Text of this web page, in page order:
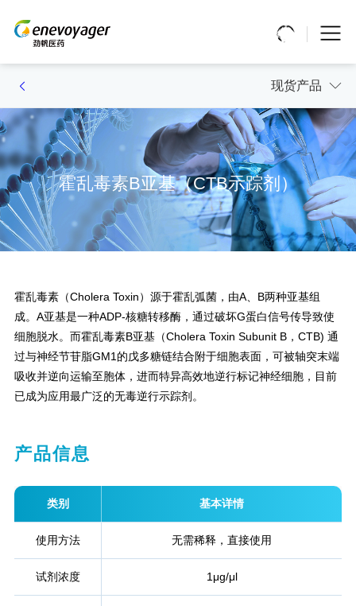
现货产品
霍乱毒素B亚基（CTB示踪剂）
霍乱毒素（Cholera Toxin）源于霍乱弧菌，由A、B两种亚基组
成。A亚基是一种ADP-核糖转移酶，通过破坏G蛋白信号传导致使
细胞脱水。而霍乱毒素B亚基（Cholera Toxin Subunit B，CTB) 通
过与神经节苷脂GM1的戊多糖链结合附于细胞表面，可被轴突末端
吸收并逆向运输至胞体，进而特异高效地逆行标记神经细胞，目前
已成为应用最广泛的无毒逆行示踪剂。
产品信息
类别 基本详情
使用方法 无需稀释，直接使用
试剂浓度 1μg/μl